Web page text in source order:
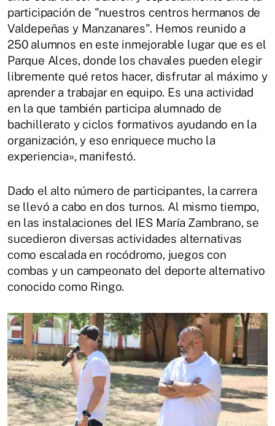
participación de "nuestros centros hermanos de
Valdepeñas y Manzanares". Hemos reunido a
250 alumnos en este inmejorable lugar que es el
Parque Alces, donde los chavales pueden elegir
libremente qué retos hacer, disfrutar al máximo y
aprender a trabajar en equipo. Es una actividad
en la que también participa alumnado de
bachillerato y ciclos formativos ayudando en la
organización, y eso enriquece mucho la
experiencia», manifestó.
Dado el alto número de participantes, la carrera
se llevó a cabo en dos turnos. Al mismo tiempo,
en las instalaciones del IES María Zambrano, se
sucedieron diversas actividades alternativas
como escalada en rocódromo, juegos con
combas y un campeonato del deporte alternativo
conocido como Ringo.